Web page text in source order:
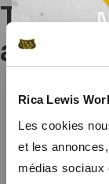
Rica Lewis
Les cookies
et les
médias sociaux
Ricevi un
Ti
anche...